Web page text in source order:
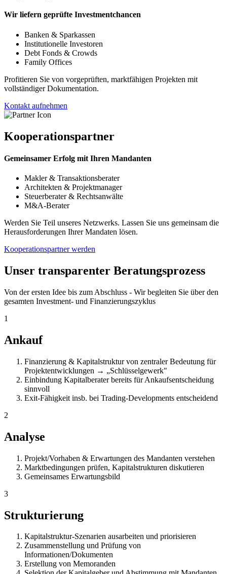
Wir liefern geprüfte Investmentchancen
Banken & Sparkassen
Institutionelle Investoren
Debt Fonds & Crowds
Family Offices
Profitieren Sie von vorgeprüften, marktfähigen Projekten mit
vollständiger Dokumentation.
Kontakt aufnehmen
Kooperationspartner
Gemeinsamer Erfolg mit Ihren Mandanten
Makler & Transaktionsberater
Architekten & Projektmanager
Steuerberater & Rechtsanwälte
M&A-Berater
Werden Sie Teil unseres Netzwerks. Lassen Sie uns gemeinsam die
Herausforderungen Ihrer Mandaten lösen.
Kooperationspartner werden
Unser transparenter Beratungsprozess
Von der ersten Idee bis zum Abschluss - Wir begleiten Sie über den
gesamten Investment- und Finanzierungszyklus
1
Ankauf
Finanzierung & Kapitalstruktur von zentraler Bedeutung für
Projektentwicklungen → „Schlüsselgewerk"
Einbindung Kapitalberater bereits für Ankaufsentscheidung
sinnvoll
Exit-Fähigkeit insb. bei Trading-Developments entscheidend
2
Analyse
Projekt/Vorhaben & Erwartungen des Mandanten verstehen
Marktbedingungen prüfen, Kapitalstrukturen diskutieren
Gemeinsames Erwartungsbild
3
Strukturierung
Kapitalstruktur-Szenarien ausarbeiten und priorisieren
Zusammenstellung und Prüfung von
Informationen/Dokumenten
Erstellung von Memoranden